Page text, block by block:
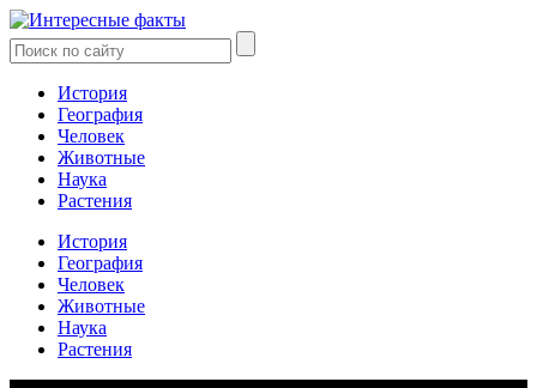
История
География
Человек
Животные
Наука
Растения
История
География
Человек
Животные
Наука
Растения